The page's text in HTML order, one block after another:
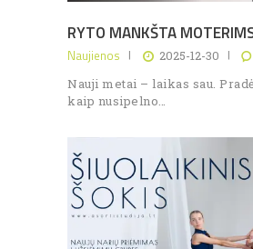
RYTO MANKŠTA
Naujienos 2025-12-30
Nauji metai – laikas sau.
kaip nusipelno…